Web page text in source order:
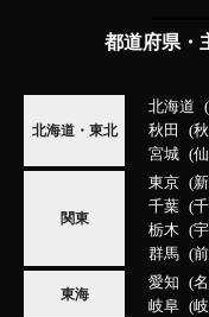
都道府県・
北海道・東北
北海道
秋田
宮城
関東
東京
千葉
栃木
群馬
東海
愛知
岐阜